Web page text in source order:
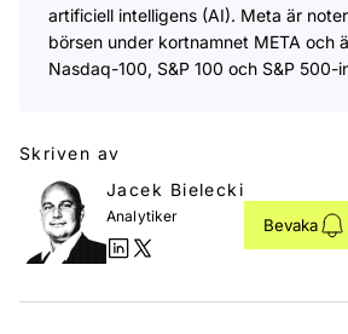
artificiell intelligens (AI). Meta är
börsen under kortnamnet META och
Nasdaq-100, S&P 100 och S&P 500-
Skriven av
Jacek Bielecki
Analytiker Bevaka